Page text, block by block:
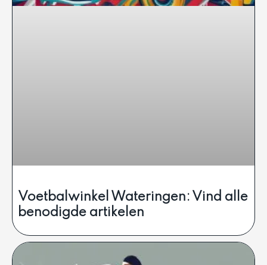
Voetbalwinkel Wateringen: Vind alle
benodigde artikelen